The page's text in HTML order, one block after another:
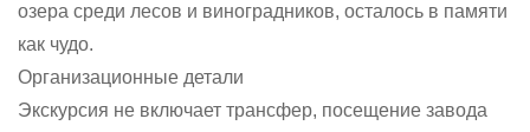
озера среди лесов и виноградников, осталось в памяти
как чудо.
Организационные детали
Экскурсия не включает трансфер, посещение завода